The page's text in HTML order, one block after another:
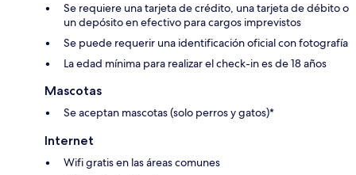
Se requiere una tarjeta de crédito, una tarjeta de débito o
un depósito en efectivo para cargos imprevistos
Se puede requerir una identificación oficial con fotografía
La edad mínima para realizar el check-in es de 18 años
Mascotas
Se aceptan mascotas (solo perros y gatos)*
Internet
Wifi gratis en las áreas comunes